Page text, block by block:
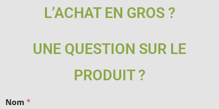
L’ACHAT EN GROS ?
UNE QUESTION SUR LE
PRODUIT ?
Nom *